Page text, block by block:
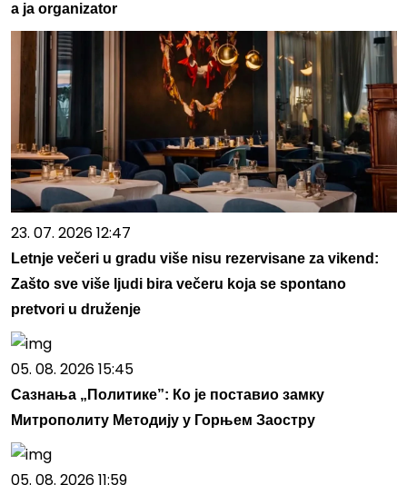
a ja organizator
23. 07. 2026 12:47
Letnje večeri u gradu više nisu rezervisane za vikend:
Zašto sve više ljudi bira večeru koja se spontano
pretvori u druženje
05. 08. 2026 15:45
Сазнања „Политике”: Ко је поставио замку
Митрополиту Методију у Горњем Заостру
05. 08. 2026 11:59